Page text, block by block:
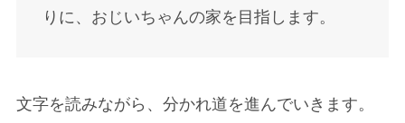
りに、おじいちゃんの家を目指します。
文字を読みながら、分かれ道を進んでいきます。